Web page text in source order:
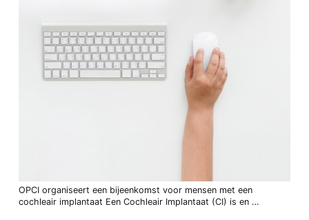
OPCI organiseert een bijeenkomst voor mensen met een
cochleair implantaat Een Cochleair Implantaat (CI) is en …